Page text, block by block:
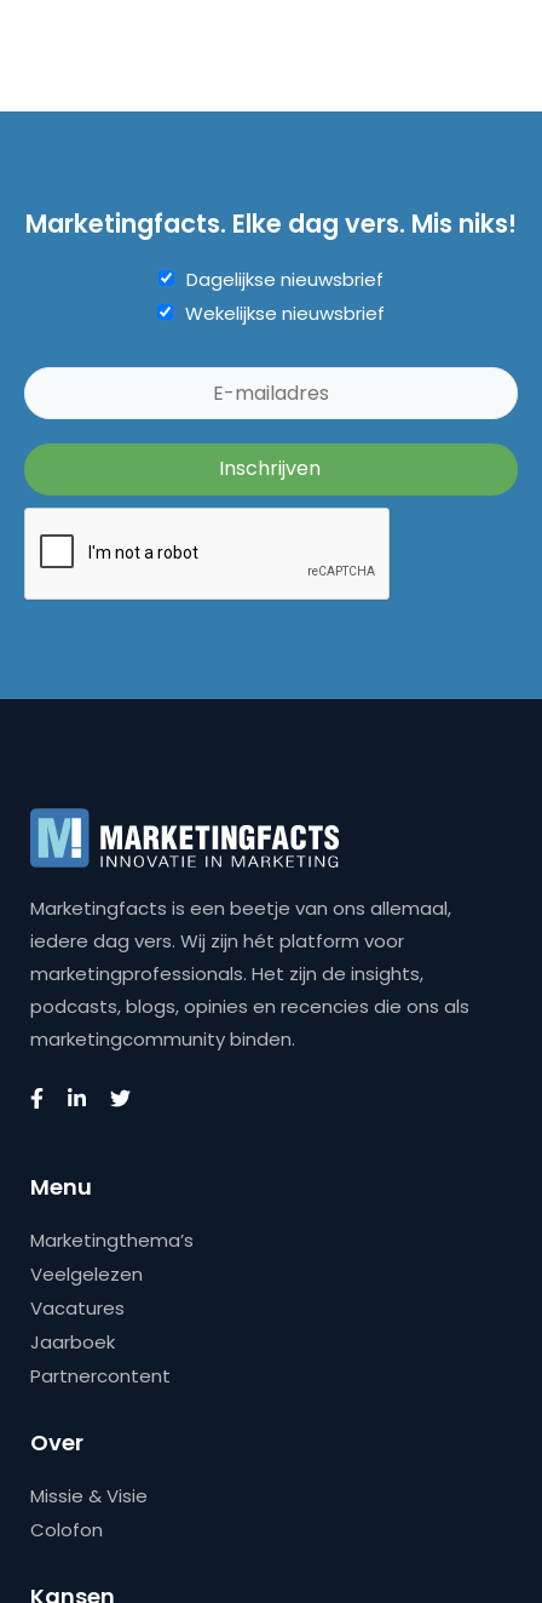
Marketingfacts. Elke dag vers. Mis niks!
Dagelijkse nieuwsbrief
Wekelijkse nieuwsbrief
Marketingfacts is een beetje van ons allemaal,
iedere dag vers. Wij zijn hét platform voor
marketingprofessionals. Het zijn de insights,
podcasts, blogs, opinies en recencies die ons als
marketingcommunity binden.
Menu
Marketingthema’s
Veelgelezen
Vacatures
Jaarboek
Partnercontent
Over
Missie & Visie
Colofon
Kansen